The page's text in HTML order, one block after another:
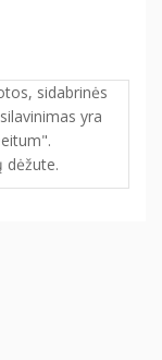
sidabrinės
yra
dėžute.